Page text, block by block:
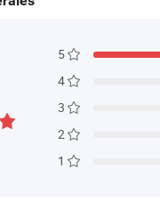
5
4
3
2
1